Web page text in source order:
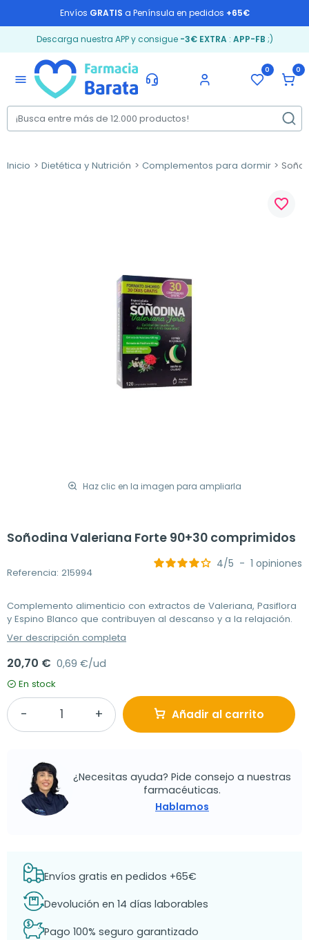
Envíos GRATIS a Península en pedidos +65€
Descarga nuestra APP y consigue -3€ EXTRA: APP-FB ;)
menu
0 0
Inicio Dietética y Nutrición Complementos para dormir
Haz clic en la imagen para ampliarla
favorite_border
Soñodina Valeriana Forte 90+30 comprimidos
Referencia: 215994
4/5 - 1 opiniones
Complemento alimenticio con extractos de Valeriana, Pasiflora
y Espino Blanco que contribuyen al descanso y a la relajación.
Ver descripción completa
20,70 € 0,69 €/ud
En stock
Añadir al carrito
¿Necesitas ayuda? Pide consejo a nuestras
farmacéuticas.
Hablamos
Envíos gratis en pedidos +65€
Devolución en 14 días laborables
Pago 100% seguro garantizado